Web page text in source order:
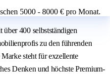
5000 - 8000 € pro Monat.
400 selbstständigen
zu den führenden
steht für exzellente
Denken und höchste Premium-